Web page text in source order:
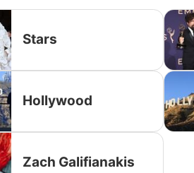
Stars
Hollywood
Zach Galifianakis